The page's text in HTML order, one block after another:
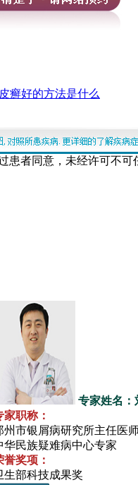
癣好的方法是什么
患者同意，未经许可不可
专家姓名：
家职称：
州市银屑病研究所主任医
华民族疑难病中心专家
誉奖项：
生部科技成果奖